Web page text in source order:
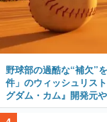
野球部の過酷な“補欠”
件」のウィッシュリス
グダム・カム』開発元